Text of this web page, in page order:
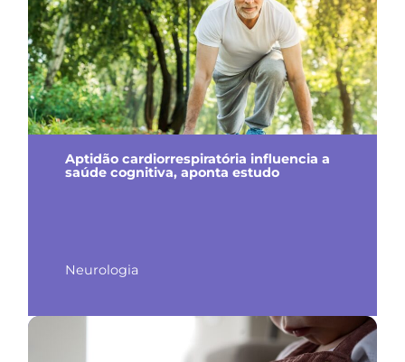
Aptidão cardiorrespiratória influencia a
saúde cognitiva, aponta estudo
Neurologia